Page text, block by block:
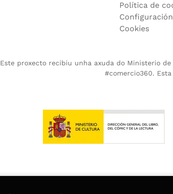
Política de
Cookies
Este proxecto recibiu unha axuda do Ministerio
#comercio360.